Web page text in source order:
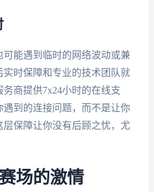
可能遇到临时的网络波动或兼
时保障和专业的技术团队就
商提供7x24小时的在线支
到的连接问题，而不是让你
保障让你没有后顾之忧，尤
场的激情